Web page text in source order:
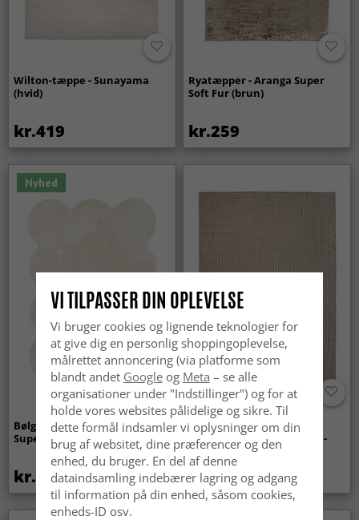
Wilton-tæppe - Sunayama
(hvid)
kr.419
Ryatæpper - Aranga Super
Soft Fur (brun)
kr.259
Nyhed
Bølget ryatæppe - Aranga
Super Soft Fur (beige)
kr.369
Tæpper til
indendørs/udendørs brug -
Arlo (beige)
kr.439
VI TILPASSER DIN OPLEVELSE
Vi bruger cookies og lignende teknologier for
at give dig en personlig shoppingoplevelse,
målrettet annoncering (via platforme som
blandt andet Googleog Meta – se alle
organisationer under "Indstillinger") og for at
holde vores websites pålidelige og sikre. Til
dette formål indsamler vi oplysninger om din
brug af websitet, dine præferencer og den
enhed, du bruger. En del af denne
dataindsamling indebærer lagring og adgang
til information på din enhed, såsom cookies,
enheds-ID osv.